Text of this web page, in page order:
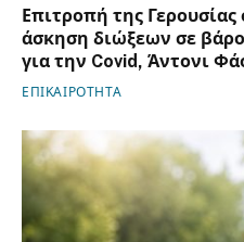
Επιτροπή της Γερουσίας
άσκηση διώξεων σε
για την Covid, Άντονι
ΕΠΙΚΑΙΡΟΤΗΤΑ